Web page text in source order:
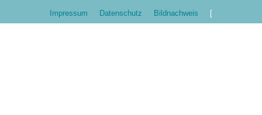
Impressum Datenschutz Bildnachweis [